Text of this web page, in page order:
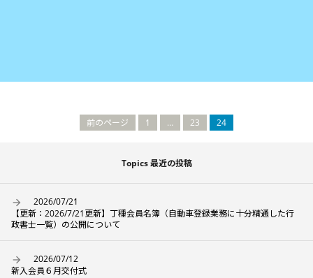
前のページ 1 … 23 24
Topics 最近の投稿
2026/07/21
【更新：2026/7/21更新】丁種会員名簿（自動車登録業務に十分精通した行
政書士一覧）の公開について
2026/07/12
新入会員６月交付式